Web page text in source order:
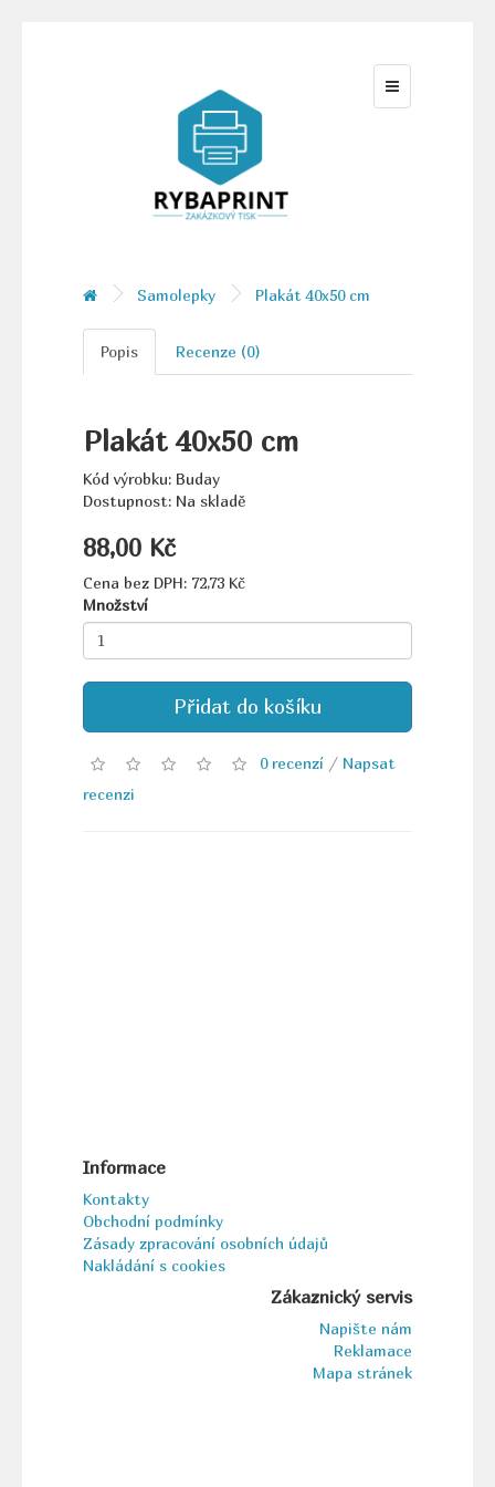
Samolepky Plakát 40x50 cm
Popis Recenze (0)
Plakát 40x50 cm
Kód výrobku: Buday
Dostupnost: Na skladě
88,00 Kč
Cena bez DPH: 72,73 Kč
Množství
Přidat do košíku
0 recenzí/ Napsat
recenzi
Informace
Kontakty
Obchodní podmínky
Zásady zpracování osobních údajů
Nakládání s cookies
Zákaznický servis
Napište nám
Reklamace
Mapa stránek